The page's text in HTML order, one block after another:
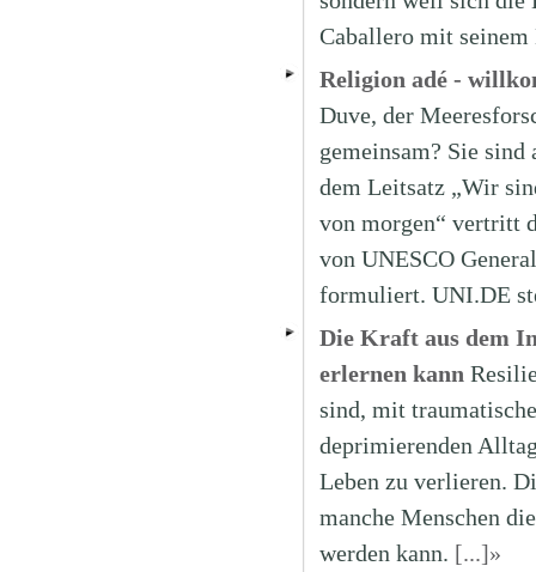
Caballero mit
Religion adé -
Duve, der
gemeinsam? Sie
dem Leitsatz „Wir
von morgen“ vertritt
von UNESCO
formuliert. UNI.DE
Die Kraft aus dem
erlernen kann
sind, mit
deprimierenden
Leben zu verlieren.
manche Menschen
werden kann. [...]»